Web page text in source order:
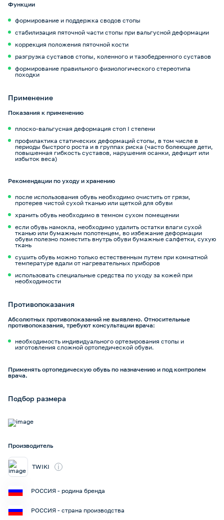
Функции
формирование и поддержка сводов стопы
стабилизация пяточной части стопы при вальгусной деформации
коррекция положения пяточной кости
разгрузка суставов стопы, коленного и тазобедренного суставов
формирование правильного физиологического стереотипа
походки
Применение
Показания к применению
плоско-вальгусная деформация стоп I степени
профилактика статических деформаций стопы, в том числе в
периоды быстрого роста и в группах риска (часто болеющие дети,
повышенная гибкость суставов, нарушения осанки, дефицит или
избыток веса)
Рекомендации по уходу и хранению
после использования обувь необходимо очистить от грязи,
протерев чистой сухой тканью или щеткой для обуви
хранить обувь необходимо в темном сухом помещении
если обувь намокла, необходимо удалить остатки влаги сухой
тканью или бумажным полотенцем, во избежание деформации
обуви полезно поместить внутрь обуви бумажные салфетки, сухую
ткань
сушить обувь можно только естественным путем при комнатной
температуре вдали от нагревательных приборов
использовать специальные средства по уходу за кожей при
необходимости
Противопоказания
Абсолютных противопоказаний не выявлено. Относительные
противопоказания, требуют консультации врача:
необходимость индивидуального ортезирования стопы и
изготовления сложной ортопедической обуви.
Применять ортопедическую обувь по назначению и под контролем
врача.
Подбор размера
Производитель
TWIKI i
РОССИЯ - родина бренда
РОССИЯ - страна производства